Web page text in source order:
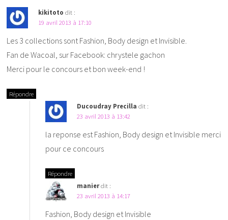
kikitoto dit :
19 avril 2013 à 17:10
Les 3 collections sont Fashion, Body design et Invisible.
Fan de Wacoal, sur Facebook: chrystele gachon
Merci pour le concours et bon week-end !
Répondre
Ducoudray Precilla dit :
23 avril 2013 à 13:42
la reponse est Fashion, Body design et Invisible merci
pour ce concours
Répondre
manierdit :
23 avril 2013 à 14:17
Fashion, Body design et Invisible